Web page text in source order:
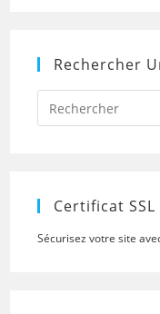
Rechercher
Certificat SSL
Sécurisez votre site